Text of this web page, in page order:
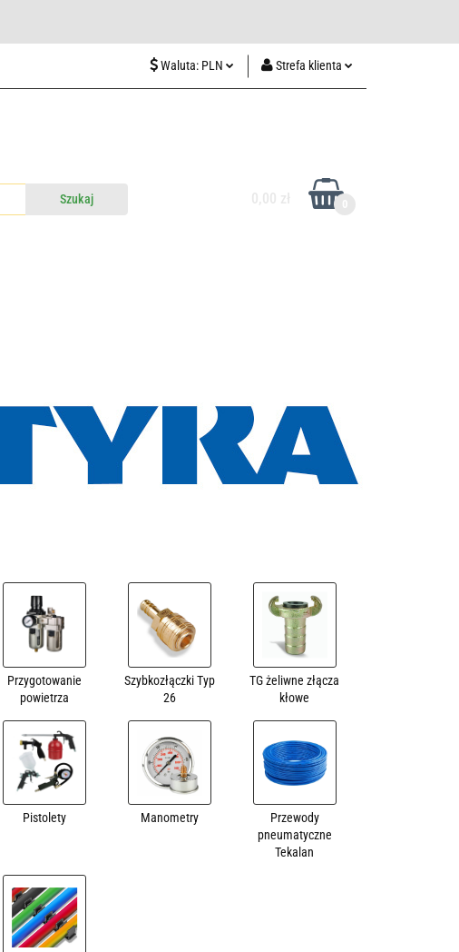
Waluta: PLN Strefa klienta
Przygotowanie
powietrza
Szybkozłączki Typ
26
TG żeliwne złącza
kłowe
Pistolety Manometry
Przewody
pneumatyczne
Tekalan